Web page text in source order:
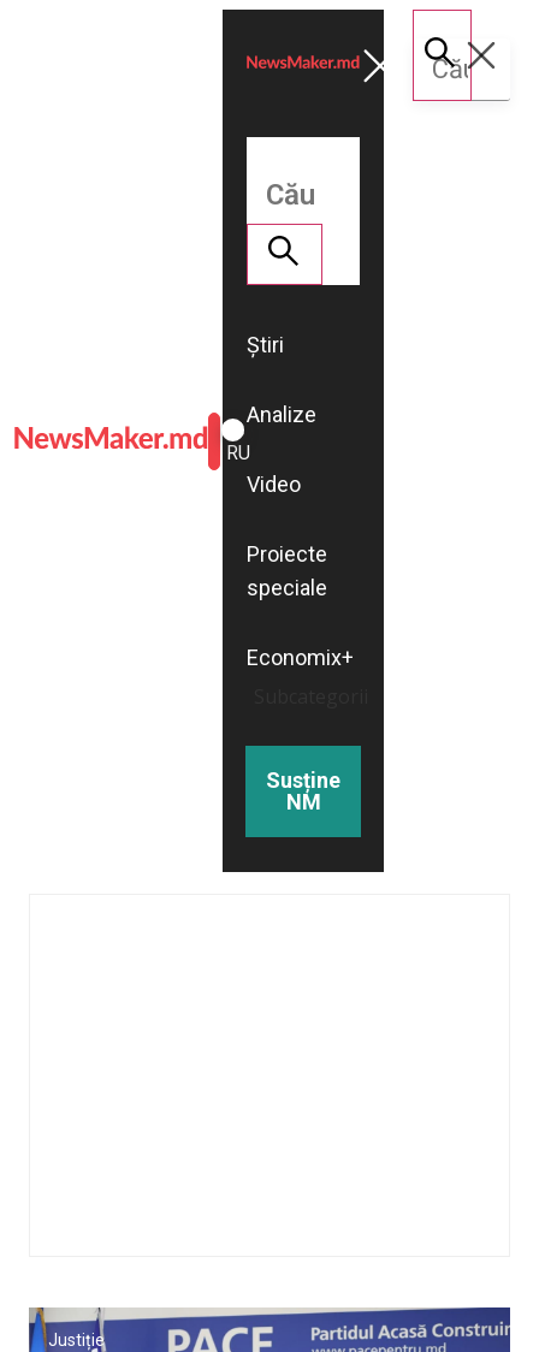
ROMÂNĂ
RU
Știri
Analize
Video
Proiecte
speciale
Economix+
Susține
NM
Justiție